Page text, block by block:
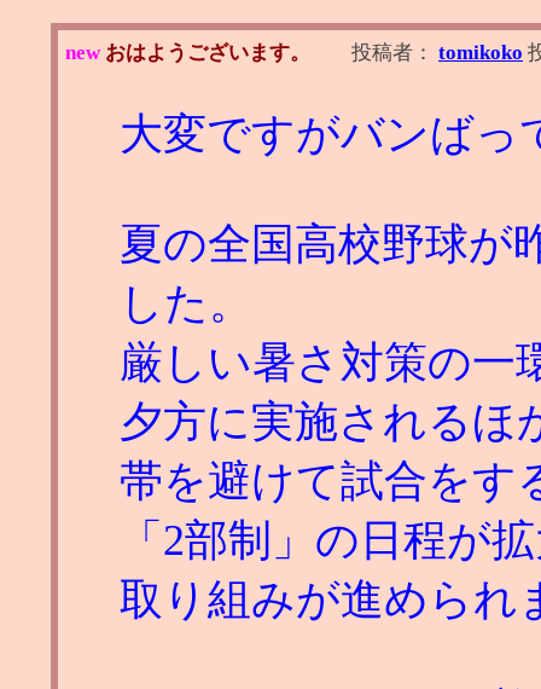
new おはようございます。 投稿者： tomikoko
大変ですがバンばっ
夏の全国高校野球が
した。
厳しい暑さ対策の一
夕方に実施されるほ
帯を避けて試合をす
「2部制」の日程が
取り組みが進められ